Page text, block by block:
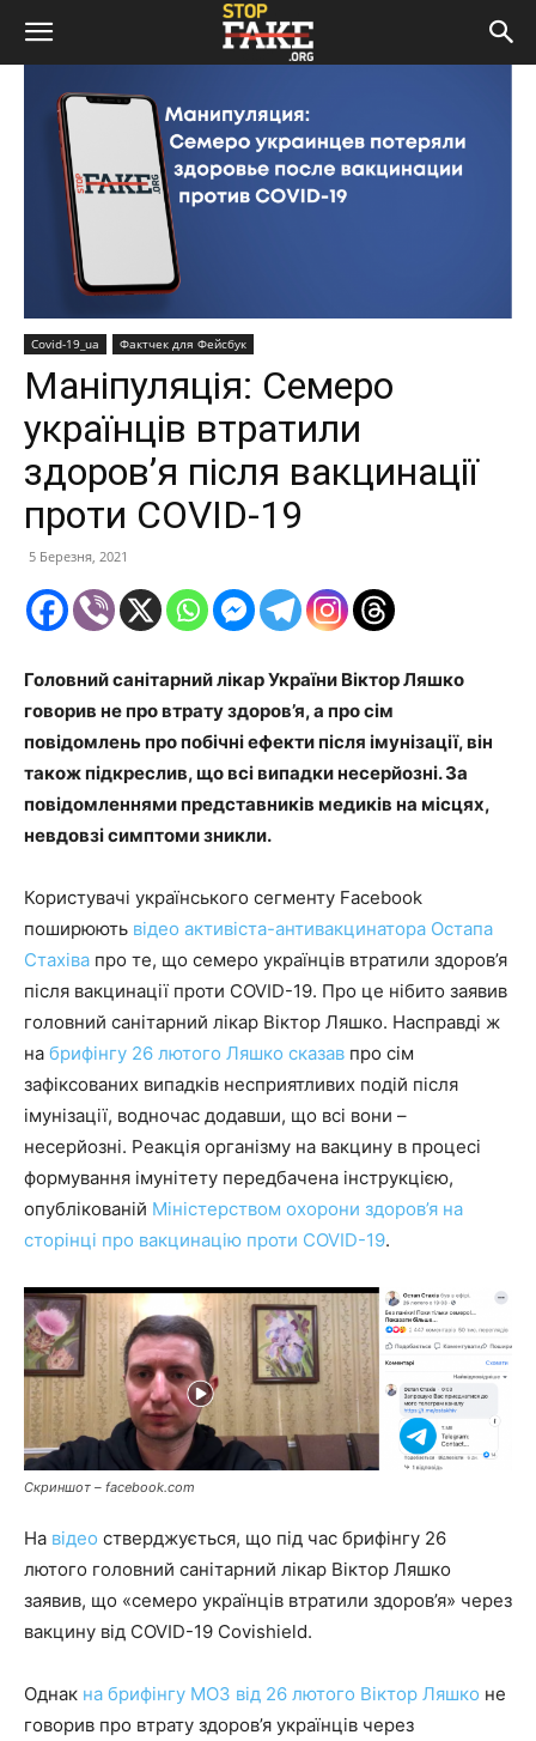
Covid-19_ua Фактчек для Фейсбук
Маніпуляція: Семеро
українців втратили
здоров’я після вакцинації
проти COVID-19
5 Березня, 2021
Головний санітарний лікар України Віктор Ляшко
говорив не про втрату здоров’я, а про сім
повідомлень про побічні ефекти після імунізації, він
також підкреслив, що всі випадки несерйозні. За
повідомленнями представників медиків на місцях,
невдовзі симптоми зникли.
Користувачі українського сегменту Facebook
поширюють відео активіста-антивакцинатора Остапа
Стахіва про те, що семеро українців втратили здоров’я
після вакцинації проти COVID-19. Про це нібито заявив
головний санітарний лікар Віктор Ляшко. Насправді ж
на брифінгу 26 лютого Ляшко сказав про сім
зафіксованих випадків несприятливих подій після
імунізації, водночас додавши, що всі вони –
несерйозні. Реакція організму на вакцину в процесі
формування імунітету передбачена інструкцією,
опублікованій Міністерством охорони здоров’я на
сторінці про вакцинацію проти COVID-19.
Скриншот – facebook.com
На відео стверджується, що під час брифінгу 26
лютого головний санітарний лікар Віктор Ляшко
заявив, що «семеро українців втратили здоров’я» через
вакцину від COVID-19 Covishield.
Однак на брифінгу МОЗ від 26 лютого Віктор Ляшко не
говорив про втрату здоров’я українців через